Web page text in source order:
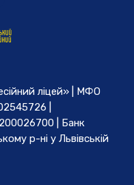
ліцей» | МФО
|
| Банк
р-ні у Львівській